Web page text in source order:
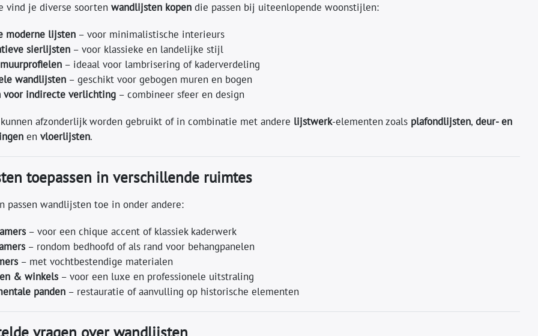
vind je diverse soorten wandlijsten kopendie passen bij uiteenlopende woonstijlen:
moderne lijsten– voor minimalistische interieurs
sierlijsten– voor klassieke en landelijke stijl
– ideaal voor lambrisering of kaderverdeling
wandlijsten– geschikt voor gebogen muren en bogen
voor indirecte verlichting– combineer sfeer en design
afzonderlijk worden gebruikt of in combinatie met andere lijstwerk-elementen zoals plafondlijsten, deur- en
en vloerlijsten.
toepassen in verschillende ruimtes
passen wandlijsten toe in onder andere:
– voor een chique accent of klassiek kaderwerk
– rondom bedhoofd of als rand voor behangpanelen
– met vochtbestendige materialen
& winkels– voor een luxe en professionele uitstraling
panden– restauratie of aanvulling op historische elementen